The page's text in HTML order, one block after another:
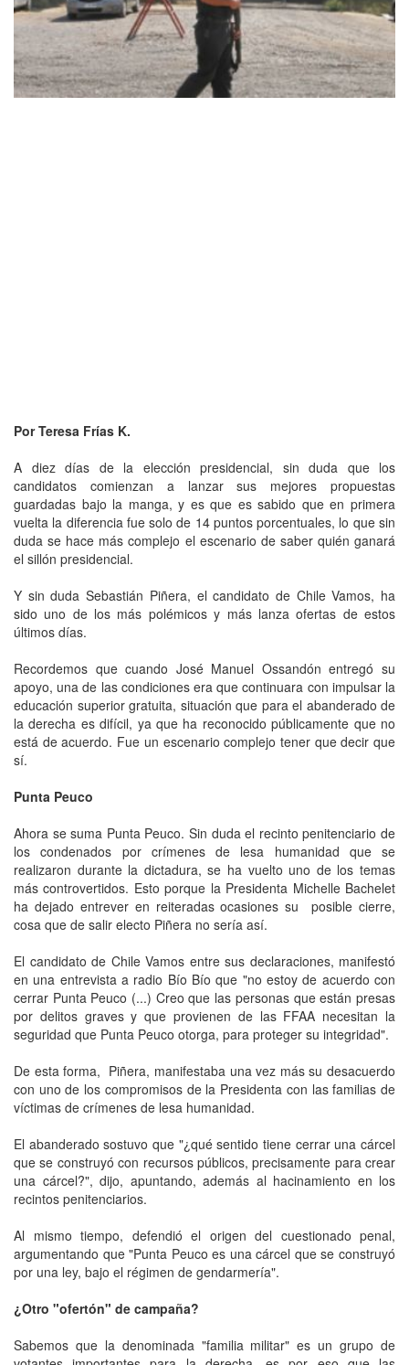
Por Teresa Frías K.
A diez días de la elección presidencial, sin duda que los
candidatos comienzan a lanzar sus mejores propuestas
guardadas bajo la manga, y es que es sabido que en primera
vuelta la diferencia fue solo de 14 puntos porcentuales, lo que sin
duda se hace más complejo el escenario de saber quién ganará
el sillón presidencial.
Y sin duda Sebastián Piñera, el candidato de Chile Vamos, ha
sido uno de los más polémicos y más lanza ofertas de estos
últimos días.
Recordemos que cuando José Manuel Ossandón entregó su
apoyo, una de las condiciones era que continuara con impulsar la
educación superior gratuita, situación que para el abanderado de
la derecha es difícil, ya que ha reconocido públicamente que no
está de acuerdo. Fue un escenario complejo tener que decir que
sí.
Punta Peuco
Ahora se suma Punta Peuco. Sin duda el recinto penitenciario de
los condenados por crímenes de lesa humanidad que se
realizaron durante la dictadura, se ha vuelto uno de los temas
más controvertidos. Esto porque la Presidenta Michelle Bachelet
ha dejado entrever en reiteradas ocasiones su posible cierre,
cosa que de salir electo Piñera no sería así.
El candidato de Chile Vamos entre sus declaraciones, manifestó
en una entrevista a radio Bío Bío que "no estoy de acuerdo con
cerrar Punta Peuco (...) Creo que las personas que están presas
por delitos graves y que provienen de las FFAA necesitan la
seguridad que Punta Peuco otorga, para proteger su integridad".
De esta forma, Piñera, manifestaba una vez más su desacuerdo
con uno de los compromisos de la Presidenta con las familias de
víctimas de crímenes de lesa humanidad.
El abanderado sostuvo que "¿qué sentido tiene cerrar una cárcel
que se construyó con recursos públicos, precisamente para crear
una cárcel?", dijo, apuntando, además al hacinamiento en los
recintos penitenciarios.
Al mismo tiempo, defendió el origen del cuestionado penal,
argumentando que "Punta Peuco es una cárcel que se construyó
por una ley, bajo el régimen de gendarmería".
¿Otro "ofertón" de campaña?
Sabemos que la denominada "familia militar" es un grupo de